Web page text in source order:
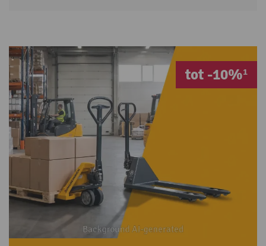
tot -10%¹